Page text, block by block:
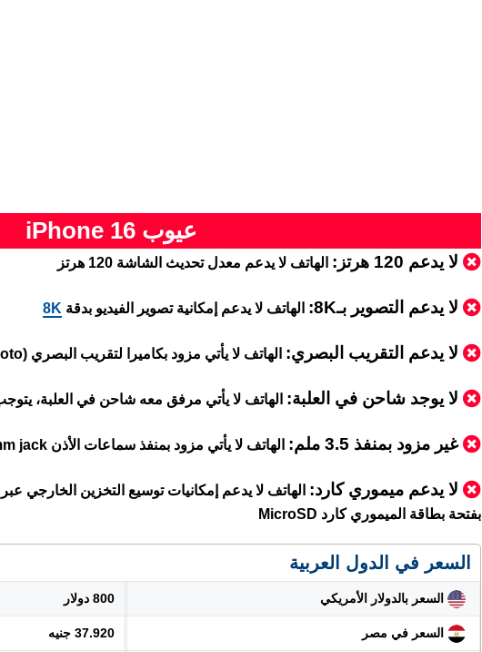
عيوب iPhone 16
لا يدعم 120 هرتز: الهاتف لا يدعم معدل تحديث الشاشة 120 هرتز
لا يدعم التصوير بـ8K: الهاتف لا يدعم إمكانية تصوير الفيديو بدقة 8K
لا يدعم التقريب البصري: الهاتف لا يأتي مزود بكاميرا لتقريب البصري (Telephoto)
لا يوجد شاحن في العلبة: الهاتف لا يأتي مرفق معه شاحن في العلبة،
غير مزود بمنفذ 3.5 ملم: الهاتف لا يأتي مزود بمنفذ سماعات الأذن 3.5mm jack
لا يدعم ميموري كارد: الهاتف لا يدعم إمكانيات توسيع التخزين الخارجي
بفتحة بطاقة الميموري كارد MicroSD
السعر في الدول العربية
السعر بالدولار الأمريكي 800 دولار
السعر في مصر 37.920 جنيه